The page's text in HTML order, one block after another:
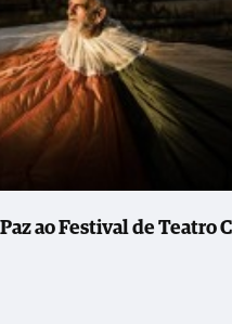
ao Festival de Teatro